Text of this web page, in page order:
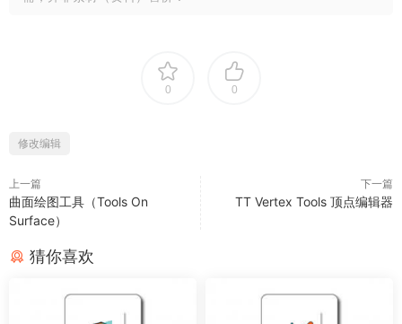
0 0
修改编辑
上一篇
曲面绘图工具（Tools On
Surface）
下一篇
TT Vertex Tools 顶点编辑器
猜你喜欢